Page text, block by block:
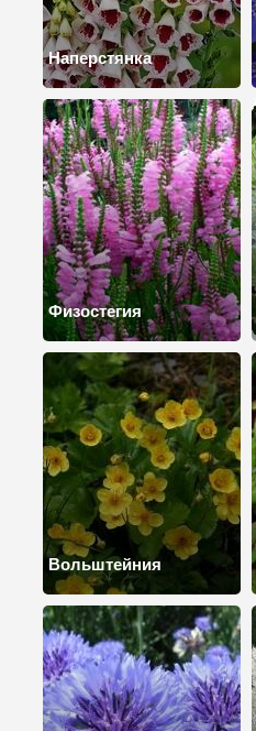
Наперстянка
Физостегия
Вольштейния